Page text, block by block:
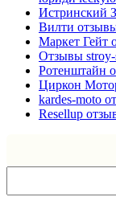
Истринский
Вилти
Маркет Гейт
Отзывы stroy-
Ротенштайн
Циркон
kardes-moto
Resellup